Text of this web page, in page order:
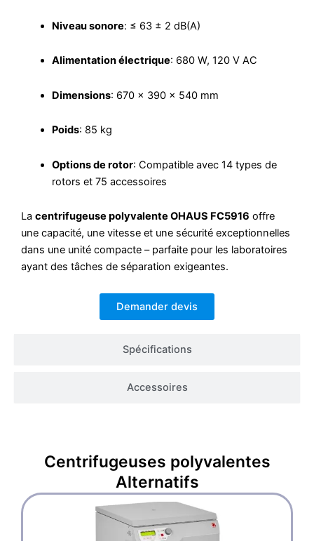
Spécifications
Accessoires
Niveau sonore: ≤ 63 ± 2 dB(A)
Alimentation électrique: 680 W, 120 V AC
Dimensions: 670 × 390 × 540 mm
Poids: 85 kg
Options de rotor: Compatible avec 14 types de
rotors et 75 accessoires
La centrifugeuse polyvalente OHAUS FC5916 offre
une capacité, une vitesse et une sécurité exceptionnelles
dans une unité compacte – parfaite pour les laboratoires
ayant des tâches de séparation exigeantes.
Demander devis
Centrifugeuses polyvalentes
Alternatifs